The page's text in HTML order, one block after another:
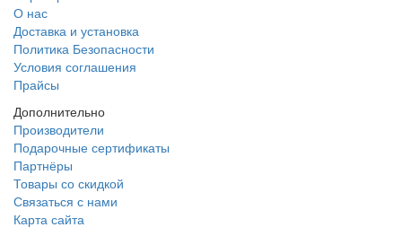
О нас
Доставка и установка
Политика Безопасности
Условия соглашения
Прайсы
Дополнительно
Производители
Подарочные сертификаты
Партнёры
Товары со скидкой
Связаться с нами
Карта сайта